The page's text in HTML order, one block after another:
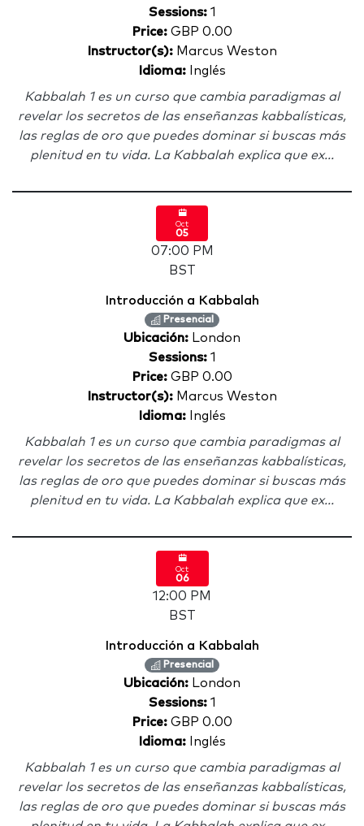
Sessions:1
Price: GBP 0.00
Instructor(s): Marcus Weston
Idioma: Inglés
Kabbalah 1 es un curso que cambia paradigmas al
revelar los secretos de las enseñanzas kabbalísticas,
las reglas de oro que puedes dominar si buscas más
plenitud en tu vida. La Kabbalah explica que ex...
Oct
05
07:00 PM
BST
Introducción a Kabbalah
Presencial
Ubicación: London
Sessions:1
Price: GBP 0.00
Instructor(s): Marcus Weston
Idioma: Inglés
Kabbalah 1 es un curso que cambia paradigmas al
revelar los secretos de las enseñanzas kabbalísticas,
las reglas de oro que puedes dominar si buscas más
plenitud en tu vida. La Kabbalah explica que ex...
Oct
06
12:00 PM
BST
Introducción a Kabbalah
Presencial
Ubicación: London
Sessions:1
Price: GBP 0.00
Idioma: Inglés
Kabbalah 1 es un curso que cambia paradigmas al
revelar los secretos de las enseñanzas kabbalísticas,
las reglas de oro que puedes dominar si buscas más